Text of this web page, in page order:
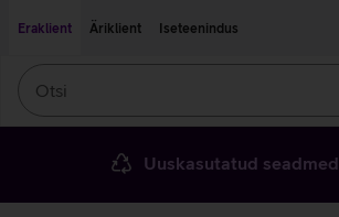
Eraklient
Äriklient Iseteenindus
Uuskasutatud seadmed